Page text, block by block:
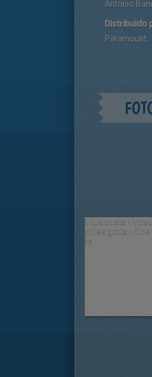
Antonio
Distribuido
Paramount